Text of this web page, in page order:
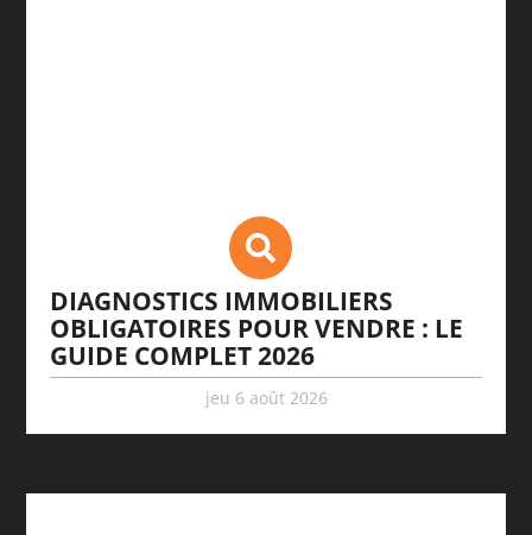
DIAGNOSTICS IMMOBILIERS
OBLIGATOIRES POUR VENDRE : LE
GUIDE COMPLET 2026
jeu 6 août 2026